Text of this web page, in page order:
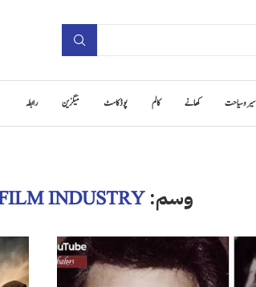
سیر و سیاحت کھانے کالم پوڈ کاسٹ میگزین رابطہ
وسم:INDUSTRY